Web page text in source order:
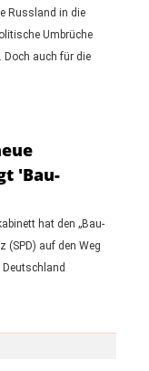
Russland in die
Umbrüche
auch für die
'Bau-
hat den „Bau-
(SPD) auf den Weg